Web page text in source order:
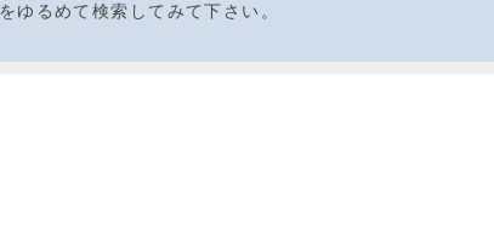
ゆるめて検索してみて下さい。